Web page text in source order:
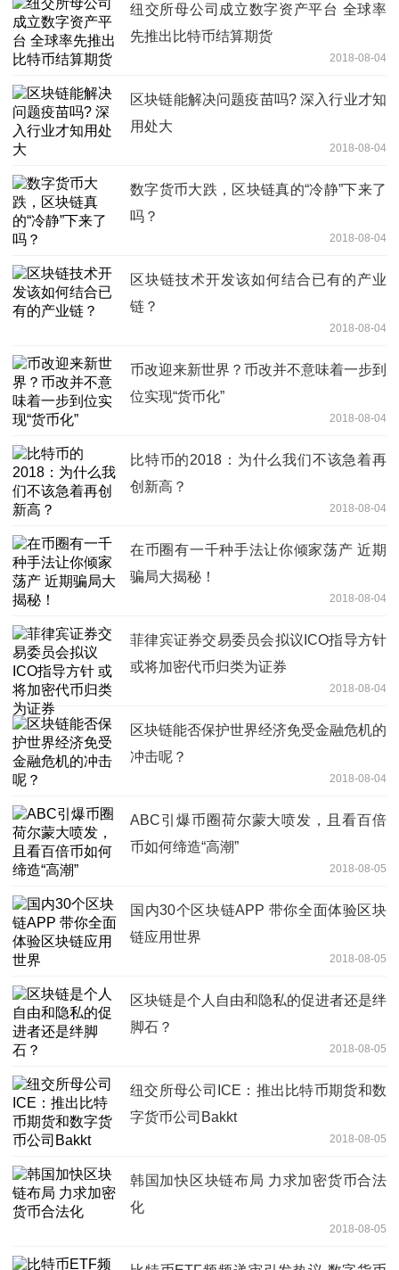
纽交所母公司成立数字资产平台 全球率
先推出比特币结算期货
2018-08-04
区块链能解决问题疫苗吗? 深入行业才知
用处大
2018-08-04
数字货币大跌，区块链真的“冷静”下来了
吗？
2018-08-04
区块链技术开发该如何结合已有的产业
链？
2018-08-04
币改迎来新世界？币改并不意味着一步到
位实现“货币化”
2018-08-04
比特币的2018：为什么我们不该急着再
创新高？
2018-08-04
在币圈有一千种手法让你倾家荡产 近期
骗局大揭秘！
2018-08-04
菲律宾证券交易委员会拟议ICO指导方针
或将加密代币归类为证券
2018-08-04
区块链能否保护世界经济免受金融危机的
冲击呢？
2018-08-04
ABC引爆币圈荷尔蒙大喷发，且看百倍
币如何缔造“高潮”
2018-08-05
国内30个区块链APP 带你全面体验区块
链应用世界
2018-08-05
区块链是个人自由和隐私的促进者还是绊
脚石？
2018-08-05
纽交所母公司ICE：推出比特币期货和数
字货币公司Bakkt
2018-08-05
韩国加快区块链布局 力求加密货币合法
化
2018-08-05